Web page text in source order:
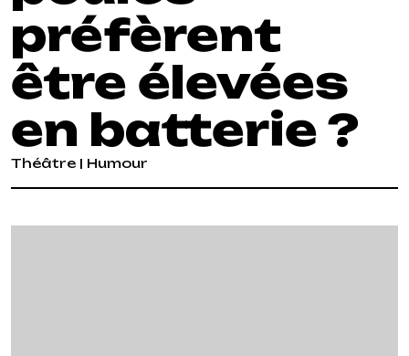
préfèrent
être élevées
en batterie ?
Théâtre | Humour